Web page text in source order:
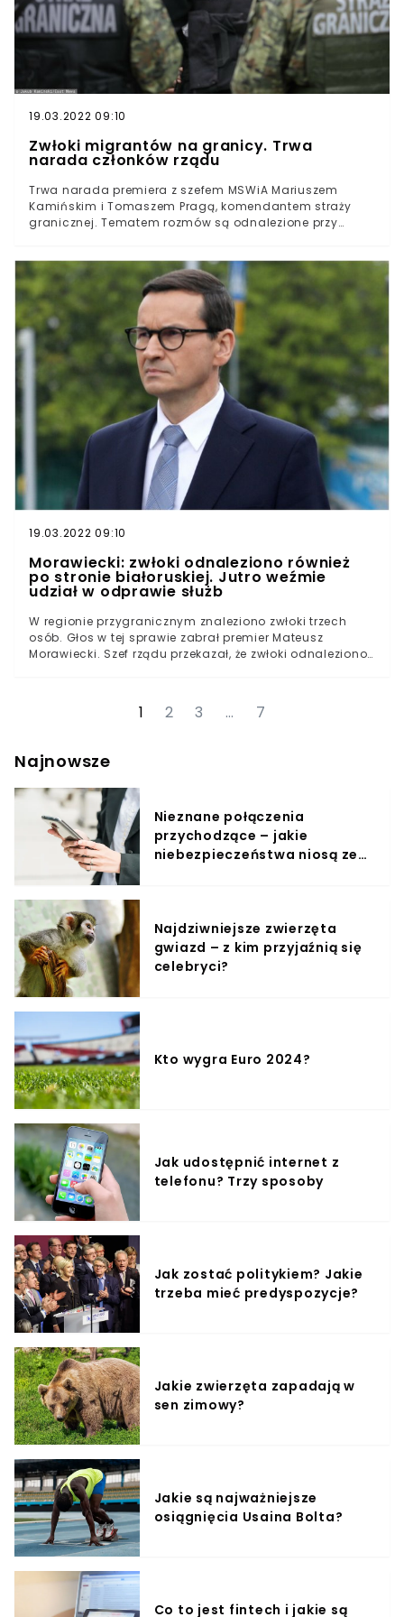
wprost.pl, wtv.pl
głównie hipotermii i wycieńczenia, zmarły.— Kancelaria
Premiera (@PremierRP) September 20, 2021
19.03.2022 09:10
Zwłoki migrantów na granicy. Trwa
narada członków rządu
Trwa narada premiera z szefem MSWiA Mariuszem
Kamińskim i Tomaszem Pragą, komendantem straży
granicznej. Tematem rozmów są odnalezione przy
granicy z Białorusią odnaleziono zwłoki migrantów.Po
polskiej stronie znaleziono ciała trzech osób. Według
wstępnych ustaleń ludzie ci zmarli z wychłodzenia.
Sprawę wyjaśniają służby oraz prokuratura.
19.03.2022 09:10
Morawiecki: zwłoki odnaleziono również
po stronie białoruskiej. Jutro weźmie
udział w odprawie służb
W regionie przygranicznym znaleziono zwłoki trzech
osób. Głos w tej sprawie zabrał premier Mateusz
Morawiecki. Szef rządu przekazał, że zwłoki odnaleziono
przedstawicielami służb.
1 2 3 … 7
Najnowsze
Nieznane połączenia
przychodzące – jakie
niebezpieczeństwa niosą ze
Najdziwniejsze zwierzęta
gwiazd – z kim przyjaźnią się
celebryci?
Kto wygra Euro 2024?
Jak udostępnić internet z
telefonu? Trzy sposoby
Jak zostać politykiem? Jakie
trzeba mieć predyspozycje?
Jakie zwierzęta zapadają w
sen zimowy?
Jakie są najważniejsze
osiągnięcia Usaina Bolta?
Co to jest fintech i jakie są